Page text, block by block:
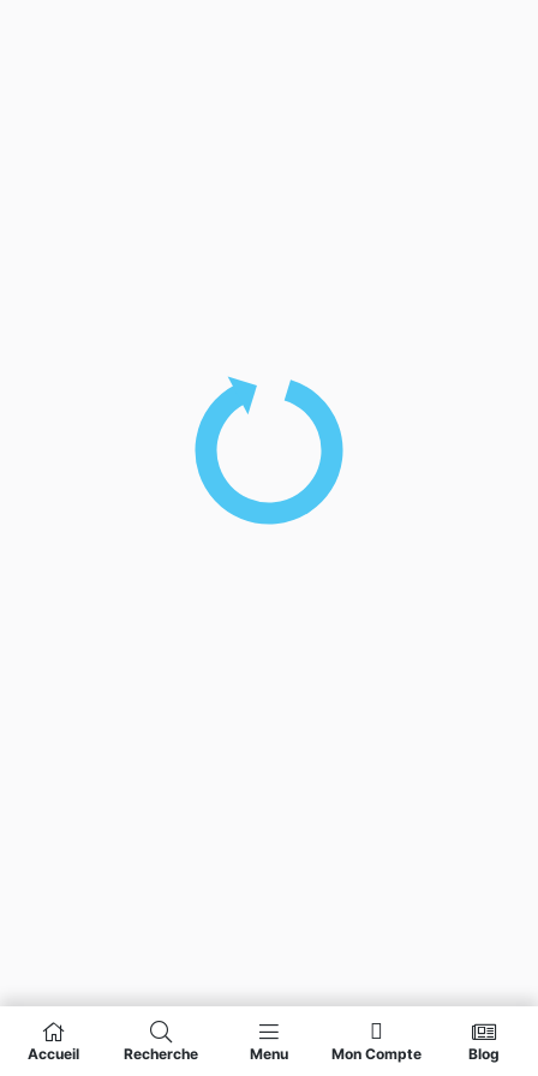
Accueil Recherche Menu Mon Compte Blog